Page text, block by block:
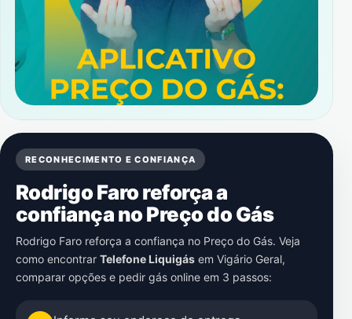
RECONHECIMENTO E CONFIANÇA
Rodrigo Faro reforça a
confiança no Preço do Gás
Rodrigo Faro reforça a confiança no Preço do Gás. Veja
como encontrar Telefone Liquigás em Vigário Geral,
comparar opções e pedir gás online em 3 passos: